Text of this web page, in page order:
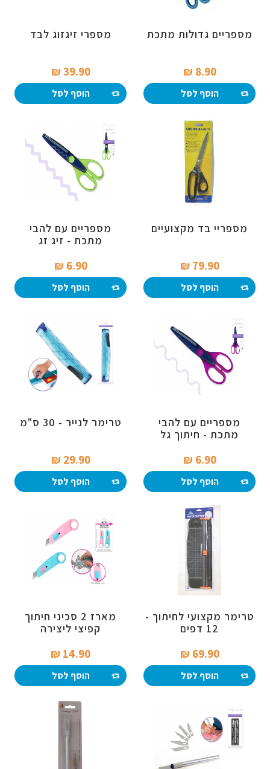
מספריים גדולות מתכת
8.90 ₪‎
הוסף לסל
מספרי זיגזוג לבד
39.90 ₪‎
הוסף לסל
מספריי בד מקצועיים
79.90 ₪‎
הוסף לסל
מספריים עם להבי
מתכת - זיג זג
6.90 ₪‎
הוסף לסל
מספריים עם להבי
מתכת - חיתוך גל
6.90 ₪‎
הוסף לסל
טרימר לנייר - 30 ס"מ
29.90 ₪‎
הוסף לסל
טרימר מקצועי לחיתוך -
12 דפים
69.90 ₪‎
הוסף לסל
מארז 2 סכיני חיתוך
קפיצי ליצירה
14.90 ₪‎
הוסף לסל